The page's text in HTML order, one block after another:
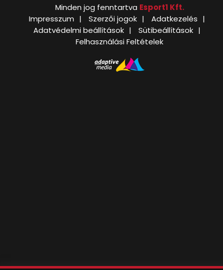
Minden jog fenntartva Esport1 Kft.
Impresszum
Szerzői jogok
Adatkezelés
Adatvédelmi beállítások
Sütibeállítások
Felhasználási Feltételek